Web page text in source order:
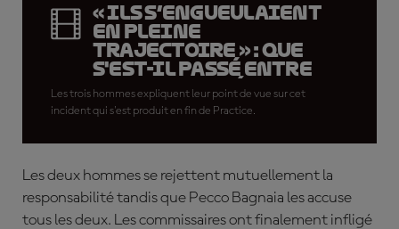
« Ils s’engueulaient
en pleine
trajectoire » : Que
s'est-il passé entre
Bagnaia, A.Márquez et
Miller ?
Les trois hommes expliquent leur point de vue sur cet
incident qui s'est produit en fin de Practice.
Les deux hommes se rejettent mutuellement la
responsabilité tandis que Pecco Bagnaia les accuse
tous les deux. Les commissaires ont finalement infligé